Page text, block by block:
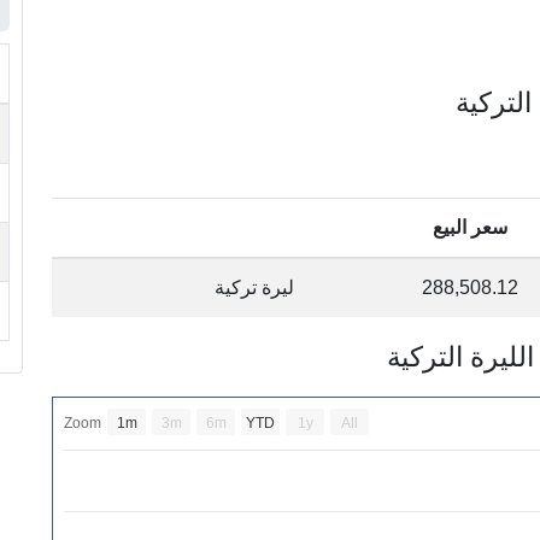
سعر البيع
288,508.12 ليرة تركية
Zoom 1m 3m 6m YTD 1y All